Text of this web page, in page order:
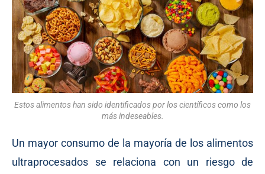
Estos alimentos han sido identificados por los científicos como los
más indeseables.
Un mayor consumo de la mayoría de los alimentos
ultraprocesados se relaciona con un riesgo de